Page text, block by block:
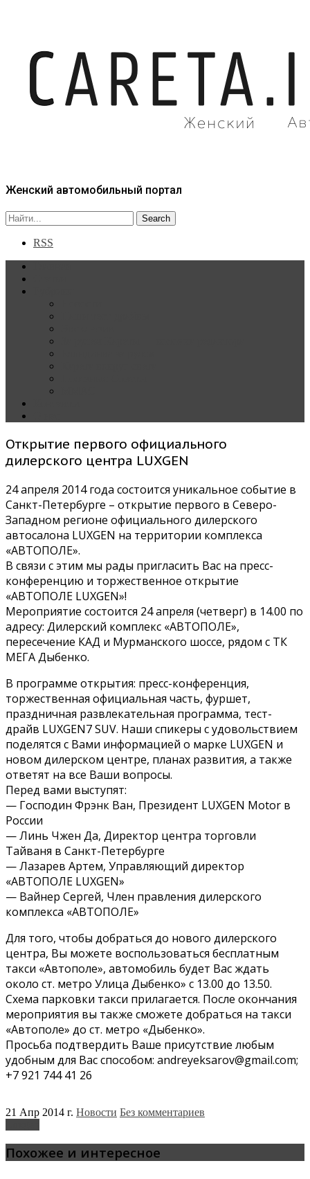
Женский автомобильный портал
RSS
Открытие первого официального
дилерского центра LUXGEN
24 апреля 2014 года состоится уникальное событие в
Санкт-Петербурге – открытие первого в Северо-
Западном регионе официального дилерского
автосалона LUXGEN на территории комплекса
«АВТОПОЛЕ».
В связи с этим мы рады пригласить Вас на пресс-
конференцию и торжественное открытие
«АВТОПОЛЕ LUXGEN»!
Мероприятие состоится 24 апреля (четверг) в 14.00 по
адресу: Дилерский комплекс «АВТОПОЛЕ»,
пересечение КАД и Мурманского шоссе, рядом с ТК
МЕГА Дыбенко.
В программе открытия: пресс-конференция,
торжественная официальная часть, фуршет,
праздничная развлекательная программа, тест-
драйв LUXGEN7 SUV. Наши спикеры с удовольствием
поделятся с Вами информацией о марке LUXGEN и
новом дилерском центре, планах развития, а также
ответят на все Ваши вопросы.
Перед вами выступят:
— Господин Фрэнк Ван, Президент LUXGEN Motor в
России
— Линь Чжен Да, Директор центра торговли
Тайваня в Санкт-Петербурге
— Лазарев Артем, Управляющий директор
«АВТОПОЛЕ LUXGEN»
— Вайнер Сергей, Член правления дилерского
комплекса «АВТОПОЛЕ»
Для того, чтобы добраться до нового дилерского
центра, Вы можете воспользоваться бесплатным
такси «Автополе», автомобиль будет Вас ждать
около ст. метро Улица Дыбенко» с 13.00 до 13.50.
Схема парковки такси прилагается. После окончания
мероприятия вы также сможете добраться на такси
«Автополе» до ст. метро «Дыбенко».
Просьба подтвердить Ваше присутствие любым
удобным для Вас способом: andreyeksarov@gmail.com;
+7 921 744 41 26
21 Апр 2014 г. Новости Без комментариев
Похожее и интересное